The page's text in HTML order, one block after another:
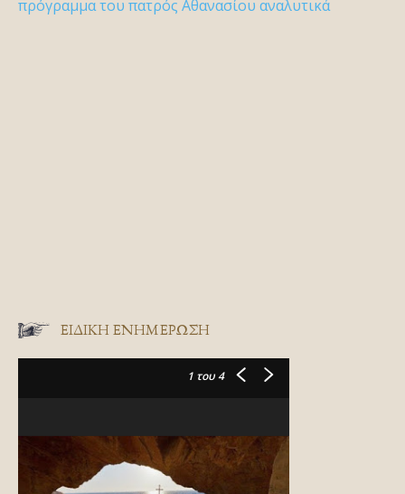
πρόγραμμα του πατρός Αθανασίου αναλυτικά
ΕΙΔΙΚΉ ΕΝΗΜΈΡΩΣΗ
1 του 4